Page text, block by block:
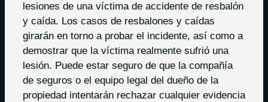
lesiones de una víctima de accidente de resbalón
y caída. Los casos de resbalones y caídas
girarán en torno a probar el incidente, así como a
demostrar que la víctima realmente sufrió una
lesión. Puede estar seguro de que la compañía
de seguros o el equipo legal del dueño de la
propiedad intentarán rechazar cualquier evidencia